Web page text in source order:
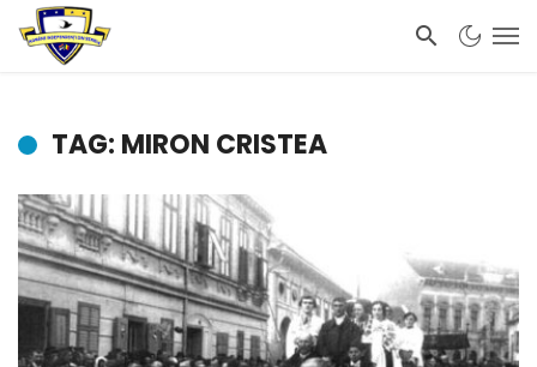
TAG: MIRON CRISTEA